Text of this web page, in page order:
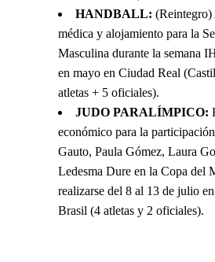
HANDBALL: (Reintegro)
médica y alojamiento para la
Masculina durante la semana
en mayo en Ciudad Real
atletas + 5 oficiales).
JUDO PARALÍMPICO:
económico para la
Gauto, Paula Gómez, Laura
Ledesma Dure en la Copa del
realizarse del 8 al 13 de julio
Brasil (4 atletas y 2 oficiales).